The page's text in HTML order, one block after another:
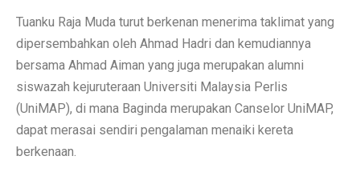
Tuanku Raja Muda turut berkenan menerima taklimat yang
dipersembahkan oleh Ahmad Hadri dan kemudiannya
bersama Ahmad Aiman yang juga merupakan alumni
siswazah kejuruteraan Universiti Malaysia Perlis
(UniMAP), di mana Baginda merupakan Canselor UniMAP,
dapat merasai sendiri pengalaman menaiki kereta
berkenaan.